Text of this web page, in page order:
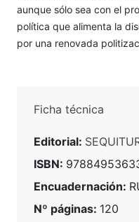
aunque sólo sea con el
política que alimenta la
por una renovada
Ficha técnica
Editorial:
ISBN:
Encuadernación:
Nº páginas: 120